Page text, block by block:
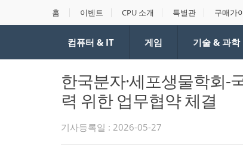
홈 이벤트 CPU 소개 특별관 구매가
컴퓨터 & IT 게임 기술 & 과학
한국분자·세포생물학회-
력 위한 업무협약 체결
기사등록일 : 2026-05-27